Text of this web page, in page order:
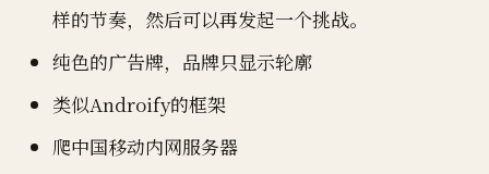
样的节奏，然后可以再发起一个挑战。
纯色的广告牌，品牌只显示轮廓
类似Androify的框架
爬中国移动内网服务器